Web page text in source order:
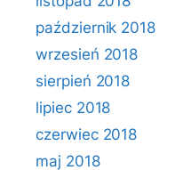
październik 2018
wrzesień 2018
sierpień 2018
lipiec 2018
czerwiec 2018
maj 2018